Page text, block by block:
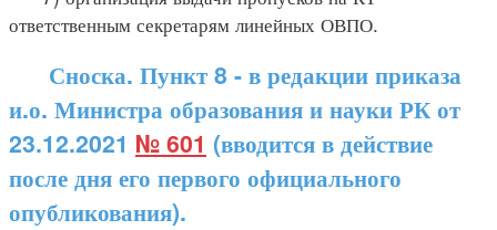
ответственным секретарям линейных ОВПО.
Сноска. Пункт 8 - в редакции приказа
и.о. Министра образования и науки РК от
23.12.2021 № 601 (вводится в действие
после дня его первого официального
опубликования).